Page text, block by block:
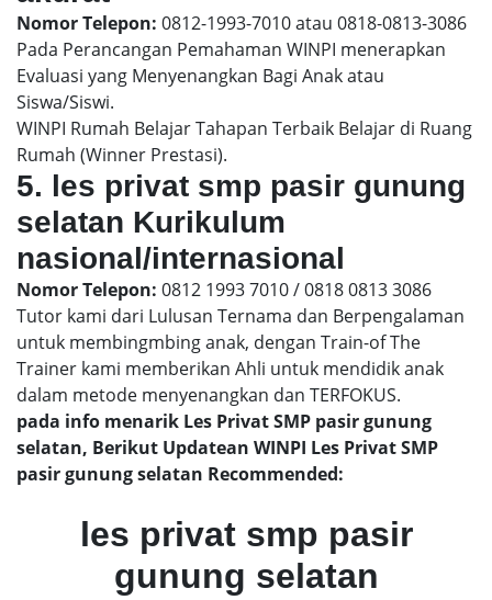
Nomor Telepon: 0812-1993-7010 atau 0818-0813-3086
Pada Perancangan Pemahaman WINPI menerapkan
Evaluasi yang Menyenangkan Bagi Anak atau
Siswa/Siswi.
WINPI Rumah Belajar Tahapan Terbaik Belajar di Ruang
Rumah (Winner Prestasi).
5. les privat smp pasir gunung
selatan Kurikulum
nasional/internasional
Nomor Telepon: 0812 1993 7010 / 0818 0813 3086
Tutor kami dari Lulusan Ternama dan Berpengalaman
untuk membingmbing anak, dengan Train-of The
Trainer kami memberikan Ahli untuk mendidik anak
dalam metode menyenangkan dan TERFOKUS.
pada info menarik Les Privat SMP pasir gunung
selatan, Berikut Updatean WINPI Les Privat SMP
pasir gunung selatan Recommended:
les privat smp pasir
gunung selatan